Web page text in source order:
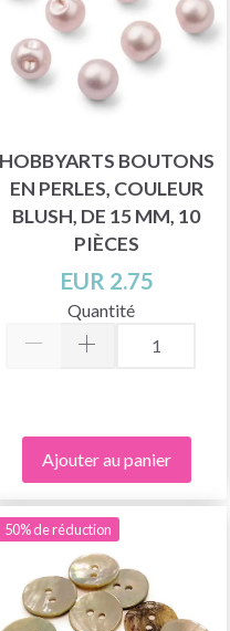
HOBBYARTS BOUTONS
EN PERLES, COULEUR
BLUSH, DE 15 MM, 10
PIÈCES
EUR 2.75
Quantité
Ajouter au panier
50% de réduction